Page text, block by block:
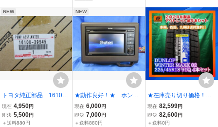
NEW
トヨタ純正部品 16100-
39545 ウォーターポン
プASSY ≪未使用品≫
現在 4,950円
即決 5,500円
＋送料880円
NEW
★動作良好！★ ホンダ
純正 WX-211C ワンセ
グＴＶ内蔵ディスプレイ
オーディオ Bluetooth対
現在 6,000円
即決 7,000円
＋送料880円
★在庫売り切り価格！無
くなり次第終了★ ★正
規未使用品★ スタッド
レスタイヤ DUNLOP
現在 82,599円
即決 82,600円
＋送料0円